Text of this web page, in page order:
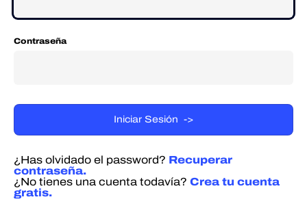
Contraseña
¿Has olvidado el password? Recuperar
contraseña.
¿No tienes una cuenta todavía? Crea tu cuenta
gratis.